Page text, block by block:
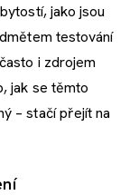
jako jsou
testování
i zdrojem
jak se těmto
– stačí přejít na